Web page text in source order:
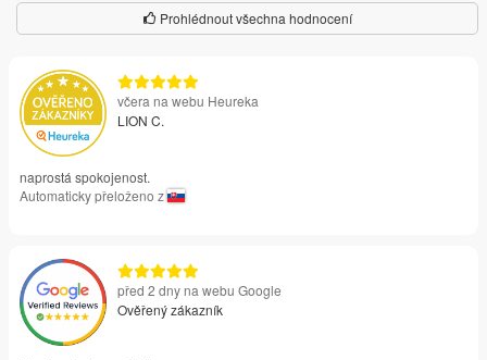
Prohlédnout všechna hodnocení
včera na webu Heureka
LION C.
naprostá spokojenost.
Automaticky přeloženo z
před 2 dny na webu Google
Ověřený zákazník